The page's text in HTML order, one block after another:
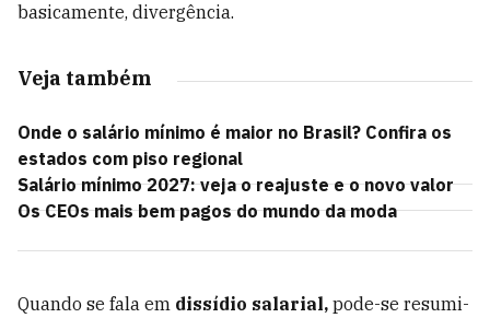
basicamente, divergência.
Veja também
Onde o salário mínimo é maior no Brasil? Confira os
estados com piso regional
Salário mínimo 2027: veja o reajuste e o novo valor
Os CEOs mais bem pagos do mundo da moda
Quando se fala em dissídio salarial, pode-se resumi-